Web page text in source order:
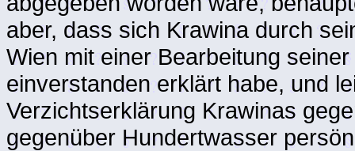
aber, dass sich Krawina durch
Wien mit einer Bearbeitung
einverstanden erklärt habe, und
Verzichtserklärung Krawinas
gegenüber Hundertwasser